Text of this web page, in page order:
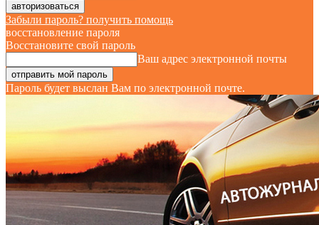
Забыли пароль? получить помощь
восстановление пароля
Восстановите свой пароль
Ваш адрес электронной почты
Пароль будет выслан Вам по электронной почте.